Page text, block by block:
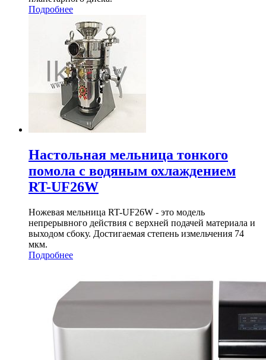
Подробнее
Настольная мельница тонкого
помола с водяным охлаждением
RT-UF26W
Ножевая мельница RT-UF26W - это модель
непрерывного действия с верхней подачей материала и
выходом сбоку. Достигаемая степень измельчения 74
мкм.
Подробнее